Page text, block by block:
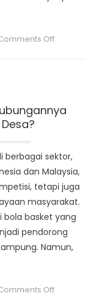
Offon
Berita
dan
berbagai sektor,
dan Malaysia,
tetapi juga
masyarakat.
bola basket yang
pendorong
Namun,
Offon